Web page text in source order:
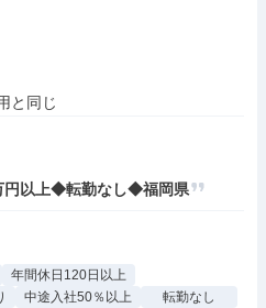
円以上◆転勤なし◆福岡県
年間休日120日以上
中途入社50％以上
転勤なし